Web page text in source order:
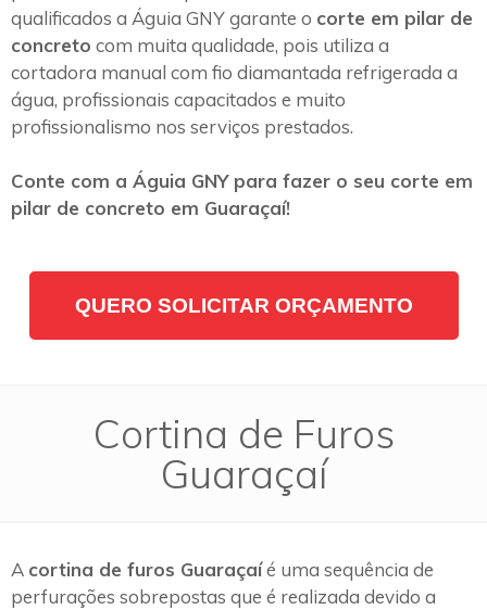
qualificados a Águia GNY garante o corte em pilar de
concreto com muita qualidade, pois utiliza a
cortadora manual com fio diamantada refrigerada a
água, profissionais capacitados e muito
profissionalismo nos serviços prestados.
Conte com a Águia GNY para fazer o seu corte em
pilar de concreto em Guaraçaí!
QUERO SOLICITAR ORÇAMENTO
Cortina de Furos
Guaraçaí
A cortina de furos Guaraçaíé uma sequência de
perfurações sobrepostas que é realizada devido a